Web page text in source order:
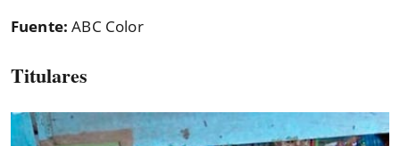
Fuente:ABC Color
Titulares